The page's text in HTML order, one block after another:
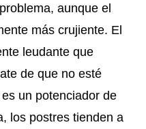
aunque el
más crujiente. El
leudante que
de que no esté
un potenciador de
los postres tienden a